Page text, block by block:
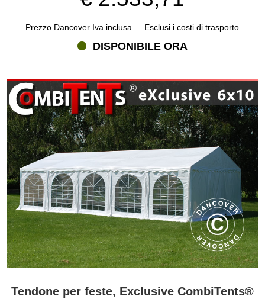
Prezzo Dancover Iva inclusa Esclusi i costi di trasporto
DISPONIBILE ORA
Tendone per feste, Exclusive CombiTents®